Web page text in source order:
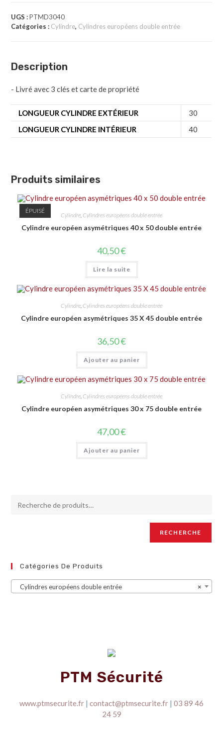
UGS :PTMD3040
Catégories : Cylindre, Cylindres européens double entrée
Description
- Livré avec 3 clés et carte de propriété
LONGUEUR CYLINDRE EXTÉRIEUR
30
LONGUEUR CYLINDRE INTÉRIEUR
40
Produits similaires
ÉPUISÉ
Cylindre, Cylindres européens double entrée
Cylindre européen asymétriques 40 x 50 double entrée
40,50€
Lire la suite
Cylindre, Cylindres européens double entrée
Cylindre européen asymétriques 35 X 45 double entrée
36,50€
Ajouter au panier
Cylindre Cylindres européens double entrée
Cylindre européen asymétriques 30 x 75 double entrée
47,00€
Ajouter au panier
RECHERCHE
Catégories De Produits
×
Cylindres européens double entrée
PTM Sécurité
www.ptmsecurite.fr | contact@ptmsecurite.fr | 03 89 46
24 59